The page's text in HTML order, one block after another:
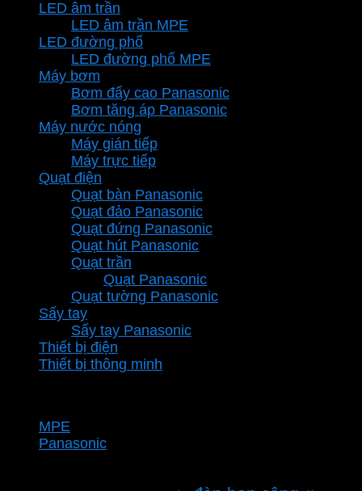
LED âm trần
LED âm trần MPE
LED đường phố
LED đường phố MPE
Máy bơm
Bơm đẩy cao Panasonic
Bơm tăng áp Panasonic
Máy nước nóng
Máy gián tiếp
Máy trực tiếp
Quạt điện
Quạt bàn Panasonic
Quạt đảo Panasonic
Quạt đứng Panasonic
Quạt hút Panasonic
Quạt trần
Quạt Panasonic
Quạt tường Panasonic
Sấy tay
Sấy tay Panasonic
Thiết bị điện
Thiết bị thông minh
MPE
Panasonic